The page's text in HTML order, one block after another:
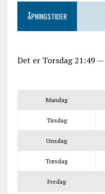
ÅPNINGSTIDER
Det erTorsdag21:49 —
Mandag
Tirsdag
Onsdag
Torsdag
Fredag